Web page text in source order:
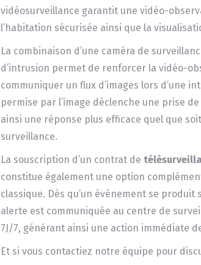
vidéosurveillance garantit une vidéo-
l’habitation sécurisée ainsi que la
La combinaison d’une caméra de
d’intrusion permet de renforcer la vidéo-
communiquer un flux d’images lors d’une
permise par l’image déclenche une prise
ainsi une réponse plus efficace quel que
surveillance.
La souscription d’un contrat de
constitue également une option
classique. Dès qu’un évènement se produit
alerte est communiquée au centre de
7J/7, générant ainsi une action immédiate
Et si vous contactiez notre équipe pour